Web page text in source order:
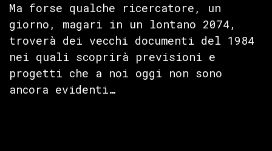
Ma forse qualche ricercatore, un
giorno, magari in un lontano 2074,
troverà dei vecchi documenti del 1984
nei quali scoprirà previsioni e
progetti che a noi oggi non sono
ancora evidenti…